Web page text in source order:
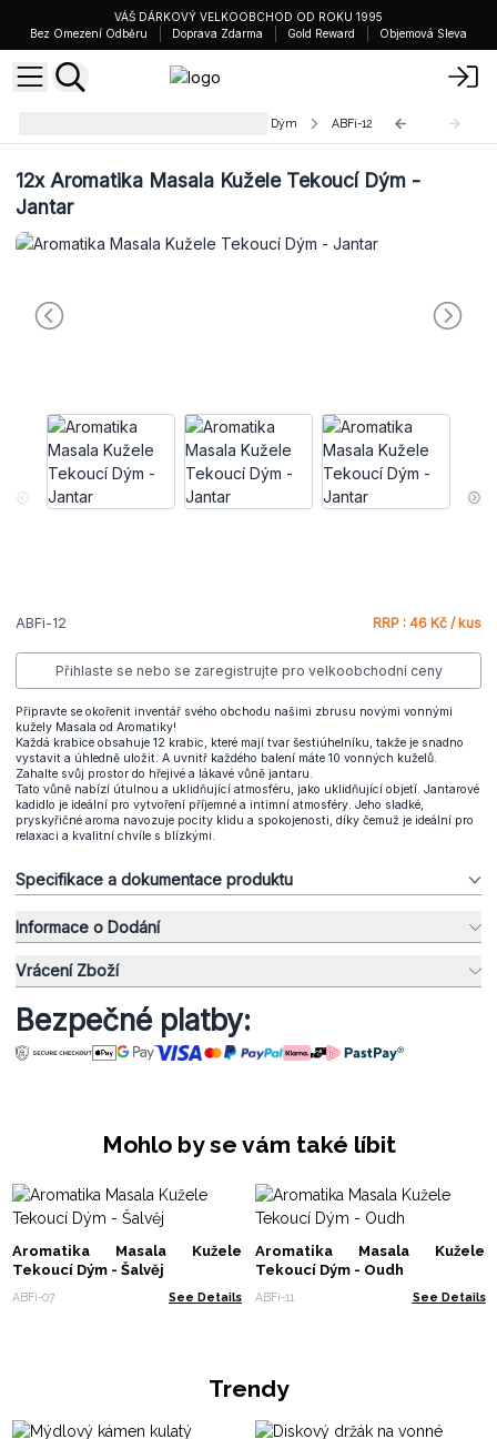
VÁŠ DÁRKOVÝ VELKOOBCHOD OD ROKU 1995
Bez Omezení Odběru
Doprava Zdarma Gold Reward Objemová Sleva
Aromatika Masala Kužele Tekoucí Dým ABFi-12
12xAromatika Masala Kužele Tekoucí Dým -
Jantar
ABFi-12 RRP : 46 Kč / kus
Přihlaste se nebo se zaregistrujte pro velkoobchodní ceny
Připravte se okořenit inventář svého obchodu našimi zbrusu novými vonnými
kužely Masala od Aromatiky!
Každá krabice obsahuje 12 krabic, které mají tvar šestiúhelníku, takže je snadno
vystavit a úhledně uložit. A uvnitř každého balení máte 10 vonných kuželů.
Zahalte svůj prostor do hřejivé a lákavé vůně jantaru.
Tato vůně nabízí útulnou a uklidňující atmosféru, jako uklidňující objetí. Jantarové
kadidlo je ideální pro vytvoření příjemné a intimní atmosféry. Jeho sladké,
pryskyřičné aroma navozuje pocity klidu a spokojenosti, díky čemuž je ideální pro
relaxaci a kvalitní chvíle s blízkými.
Specifikace a dokumentace produktu
Informace o Dodání
Vrácení Zboží
Bezpečné platby:
Mohlo by se vám také líbit
Aromatika Masala Kužele
Tekoucí Dým - Šalvěj
ABFi-07 See Details
Aromatika Masala Kužele
Tekoucí Dým - Oudh
ABFi-11 See Details
Trendy